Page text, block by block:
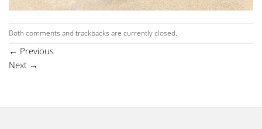
Both comments and trackbacks are currently closed.
← Previous
Next →